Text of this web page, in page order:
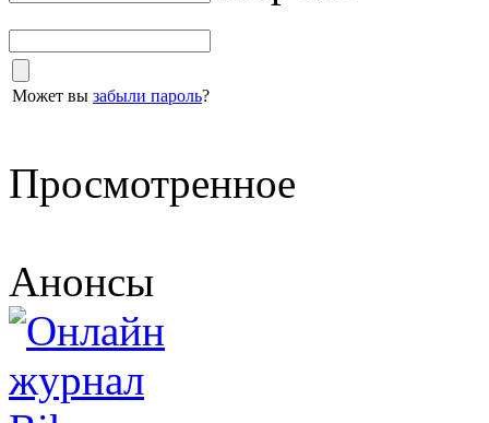
Может вы забыли пароль?
Просмотренное
Анонсы